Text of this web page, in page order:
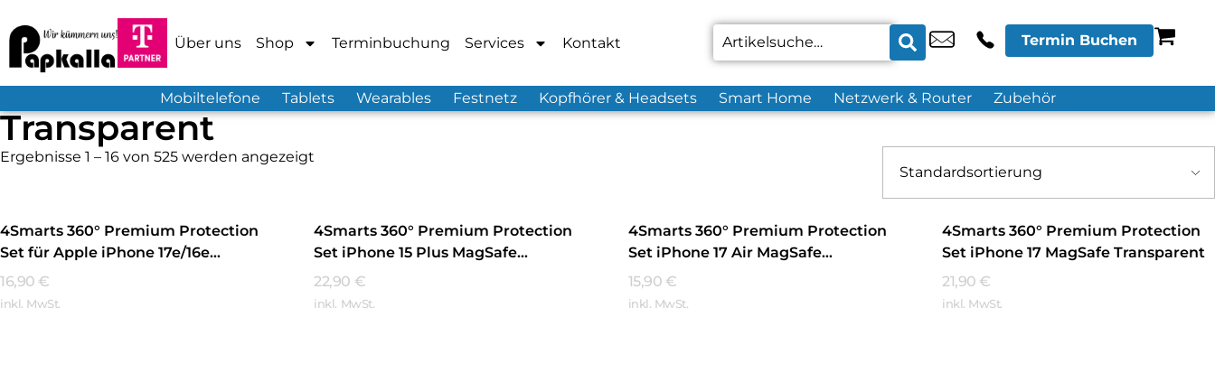
Über uns Shop Terminbuchung Services Kontakt Termin Buchen
Mobiltelefone Tablets Wearables Festnetz Kopfhörer & Headsets Smart Home Netzwerk & Router Zubehör
Transparent
Ergebnisse 1 – 16 von 525 werden angezeigt
4Smarts 360° Premium Protection
Set für Apple iPhone 17e/16e
MagSafe-kompatibel Transparent
16,90 €
inkl. MwSt.
4Smarts 360° Premium Protection
Set iPhone 15 Plus MagSafe
Transparent
22,90 €
inkl. MwSt.
4Smarts 360° Premium Protection
Set iPhone 17 Air MagSafe
Transparent
15,90 €
inkl. MwSt.
4Smarts 360° Premium Protection
Set iPhone 17 MagSafe Transparent
21,90 €
inkl. MwSt.